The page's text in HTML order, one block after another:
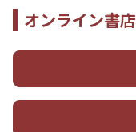
オンライン書店